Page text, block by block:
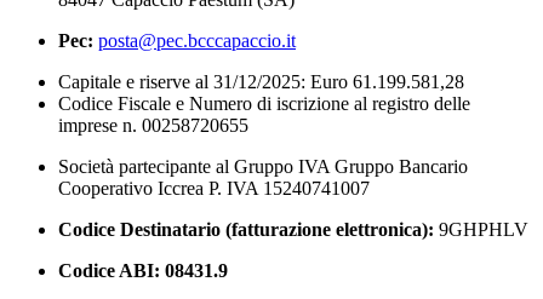
Pec: posta@pec.bcccapaccio.it
Capitale e riserve al 31/12/2025: Euro 61.199.581,28
Codice Fiscale e Numero di iscrizione al registro delle
imprese n. 00258720655
Società partecipante al Gruppo IVA Gruppo Bancario
Cooperativo Iccrea P. IVA 15240741007
Codice Destinatario (fatturazione elettronica): 9GHPHLV
Codice ABI: 08431.9